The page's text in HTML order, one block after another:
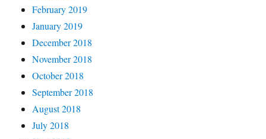
February 2019
January 2019
December 2018
November 2018
October 2018
September 2018
August 2018
July 2018